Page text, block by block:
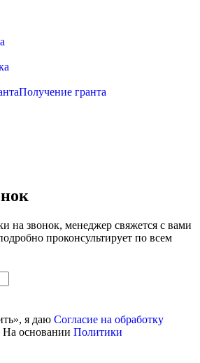
Получение гранта
на звонок, менеджер свяжется с вами
проконсультирует по всем
я даю Согласие на обработку
На основании Политики